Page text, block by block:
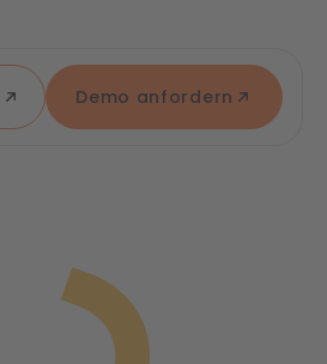
Demo anfordern